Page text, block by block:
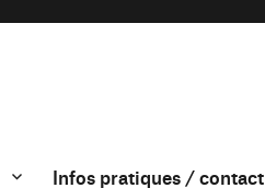
Infos pratiques / contact